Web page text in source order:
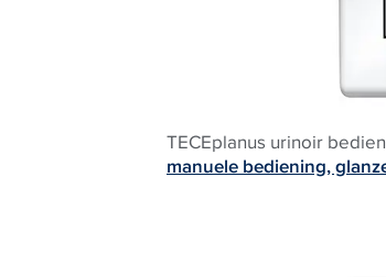
TECEplanus urinoir
manuele bediening,